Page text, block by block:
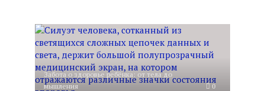
Забота о здоровье ребёнка: от тела до
мышления
0